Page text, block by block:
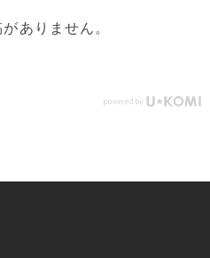
ありません。